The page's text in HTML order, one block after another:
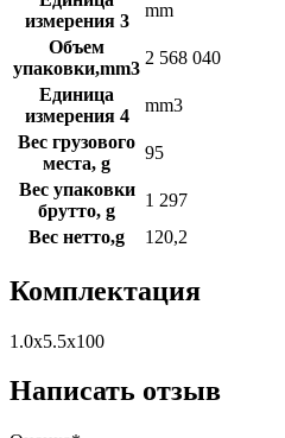
измерения 3
mm
Объем
упаковки,mm3
2 568 040
Единица
измерения 4
mm3
Вес грузового
места, g
95
Вес упаковки
брутто, g
1 297
Вес нетто,g
120,2
Комплектация
1.0x5.5x100
Написать отзыв